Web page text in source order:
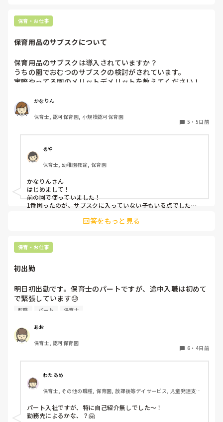
保育・お仕事
保育用品のサブスクについて
保育用品のサブスクは導入されていますか？
うちの園でおむつのサブスクの検討がされています。
実際やってる園のメリットデメリットを教えてください！
かなりん
保育士, 認可保育園, 小規模認可保育園
5 ・ 5日前
るや
保育士, 幼稚園教諭, 保育園
かなりんさん
はじめまして！
前の園で使っていました！
1番困ったのが、サブスクに入っていない子もいる点でした。
るので)この子はサブスク、この子はロッカーから持ってく
回答をもっと見る
保育・お仕事
初出勤
明日初出勤です。保育士のパートですが、途中入職は初めて
で緊張しています😓
子どもの前で自己紹介とかあったりするんでしょうか？？ど
転職 パート 保育士
あお
保育士, 認可保育園
6 ・ 4日前
わたあめ
保育士, その他の職種, 保育園, 放課後等デイサービス, 児童発達支援
パート入社ですが、特に自己紹介無しでした〜！
勤務先によるかな、？🤗